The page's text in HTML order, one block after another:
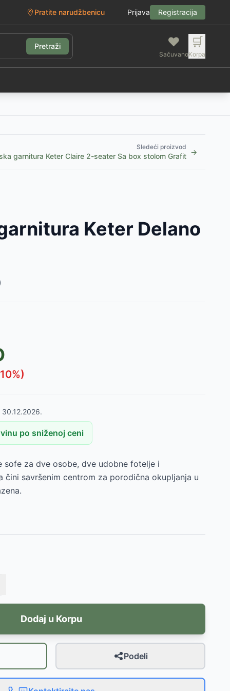
Pratite narudžbenicu Prijava Registracija
Pretraži ❤️
Sačuvano
🛒
Korpa
Sledeći proizvod
garnitura Keter Claire 2-seater Sa box stolom Grafit →
Keter Delano
10%)
30.12.2026.
po sniženoj ceni
sofe za dve osobe, dve udobne fotelje i
čini savršenim centrom za porodična okupljanja u
Dodaj u Korpu
Podeli